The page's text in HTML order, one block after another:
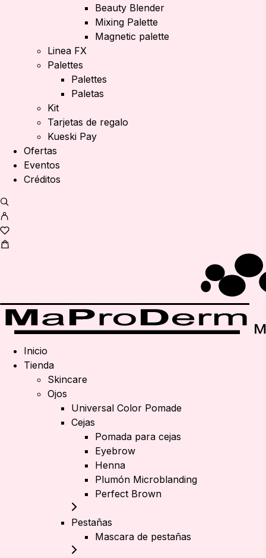
Beauty Blender
Mixing Palette
Magnetic palette
Linea FX
Palettes
Palettes
Paletas
Kit
Tarjetas de regalo
Kueski Pay
Ofertas
Eventos
Créditos
Inicio
Tienda
Skincare
Ojos
Universal Color Pomade
Cejas
Pomada para cejas
Eyebrow
Henna
Plumón Microblanding
Perfect Brown
Pestañas
Mascara de pestañas